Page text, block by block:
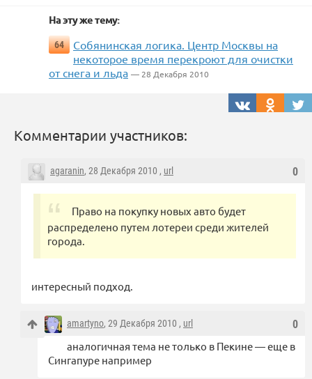
На эту же тему:
64
Собянинская логика. Центр Москвы на
некоторое время перекроют для очистки
от снега и льда — 28 Декабря 2010
Комментарии участников:
0
agaranin, 28 Декабря 2010 , url
Право на покупку новых авто будет
распределено путем лотереи среди жителей
города.
интересный подход.
0
amartyno, 29 Декабря 2010 , url
аналогичная тема не только в Пекине — еще в
Сингапуре например